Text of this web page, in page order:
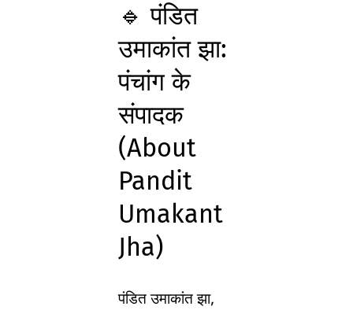
🔹 पंडित
उमाकांत झा:
पंचांग के
संपादक
(About
Pandit
Umakant
Jha)
पंडित उमाकांत झा,